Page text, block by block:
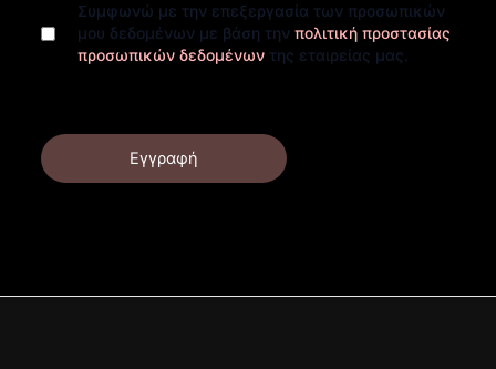
Συμφωνώ με την επεξεργασία των προσωπικών
μου δεδομένων με βάση την πολιτική προστασίας
προσωπικών δεδομένων της εταιρείας μας.
Εγγραφή